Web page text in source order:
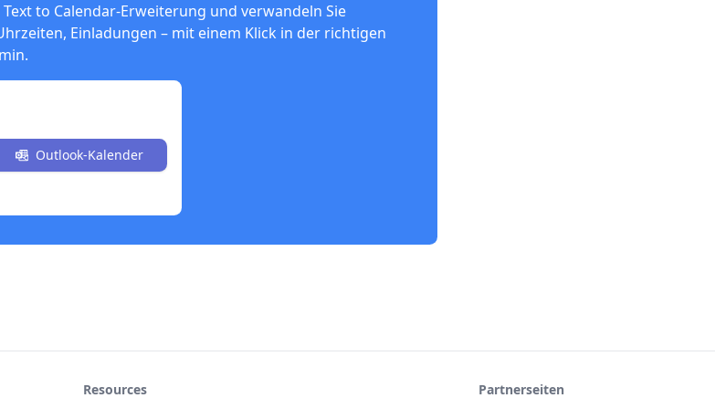
to Calendar-Erweiterung und verwandeln Sie
Einladungen – mit einem Klick in der richtigen
Outlook-Kalender
Resources Partnerseiten